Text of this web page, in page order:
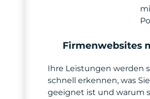
Firmenwebsites
Ihre Leistungen werden
schnell erkennen, was
geeignet ist und warum